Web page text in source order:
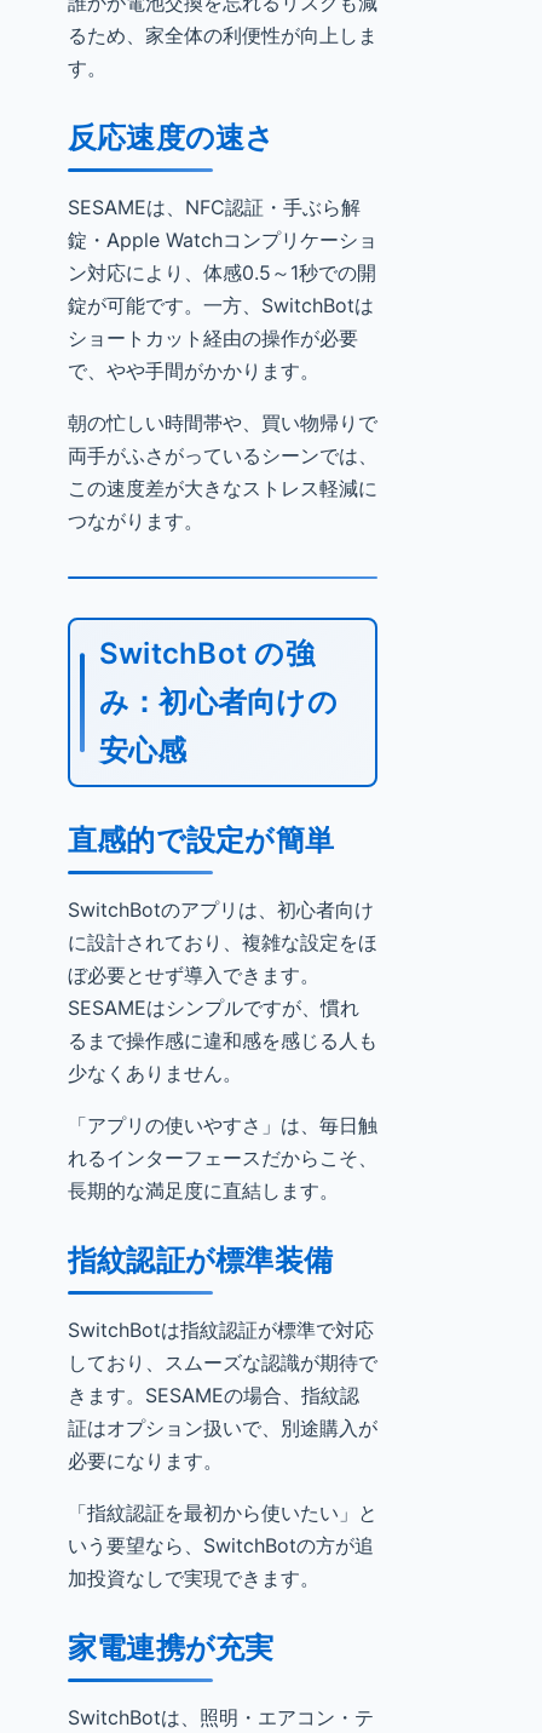
るため、家全体の利便性が向上しま
す。
反応速度の速さ
SESAMEは、NFC認証・手ぶら解
錠・Apple Watchコンプリケーショ
ン対応により、体感0.5～1秒での開
錠が可能です。一方、SwitchBotは
ショートカット経由の操作が必要
で、やや手間がかかります。
朝の忙しい時間帯や、買い物帰りで
両手がふさがっているシーンでは、
この速度差が大きなストレス軽減に
つながります。
SwitchBot の強
み：初心者向けの
安心感
直感的で設定が簡単
SwitchBotのアプリは、初心者向け
に設計されており、複雑な設定をほ
ぼ必要とせず導入できます。
SESAMEはシンプルですが、慣れ
るまで操作感に違和感を感じる人も
少なくありません。
「アプリの使いやすさ」は、毎日触
れるインターフェースだからこそ、
長期的な満足度に直結します。
指紋認証が標準装備
SwitchBotは指紋認証が標準で対応
しており、スムーズな認識が期待で
きます。SESAMEの場合、指紋認
証はオプション扱いで、別途購入が
必要になります。
「指紋認証を最初から使いたい」と
いう要望なら、SwitchBotの方が追
加投資なしで実現できます。
家電連携が充実
SwitchBotは、照明・エアコン・テ